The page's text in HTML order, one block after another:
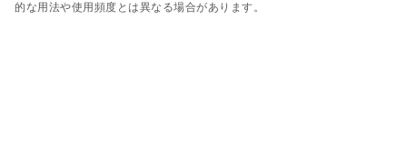
的な用法や使用頻度とは異なる場合があります。